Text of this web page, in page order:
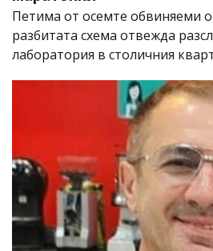
Петима от осемте обвиняеми
разбитата схема отвежда
лаборатория в столичния